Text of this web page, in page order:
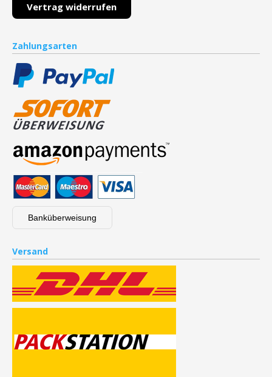
Vertrag widerrufen
Zahlungsarten
Banküberweisung
Versand